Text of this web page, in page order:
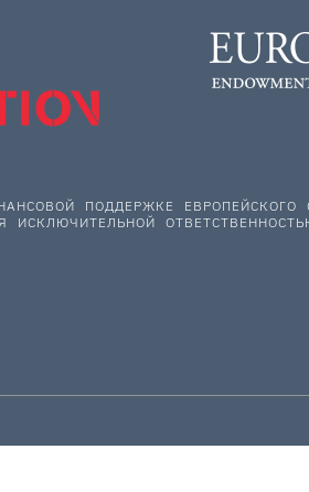
ПОДДЕРЖКЕ